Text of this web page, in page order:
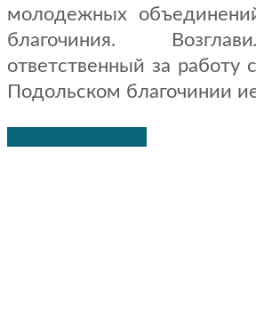
молодежных
благочиния.
ответственный за
Подольском благочинии